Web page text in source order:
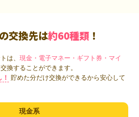
交換先は約60種類 ！
は、現金・電子マネー・ギフト券・マイ
換することができます。
貯めた分だけ交換ができるから安心して
現金系